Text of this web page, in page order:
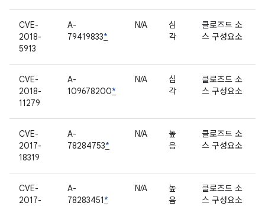
CVE-
2018-
5913
A-
79419833*
N/A
심
각
클로즈드 소
스 구성요소
CVE-
2018-
11279
A-
109678200*
N/A
심
각
클로즈드 소
스 구성요소
CVE-
2017-
18319
A-
78284753*
N/A
높
음
클로즈드 소
스 구성요소
CVE-
2017-
A-
78283451*
N/A
높
음
클로즈드 소
스 구성요소